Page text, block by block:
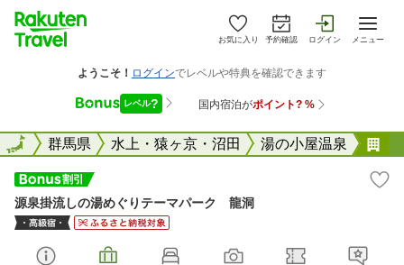
お気に入り 予約確認 ログイン メニュー
全国群馬県 水上・猿ヶ京・沼田 湯の小屋温泉
全国
源泉掛流しの湯めぐりテーマパーク 龍洞